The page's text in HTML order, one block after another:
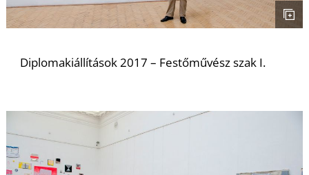
Diplomakiállítások 2017 – Festőművész szak I.